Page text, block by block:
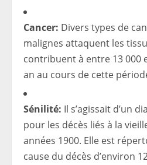
Cancer: Divers types de
malignes attaquent les
contribuent à entre 13 000
an au cours de cette
Sénilité: Il s’agissait d’un
pour les décès liés à la
années 1900. Elle est
cause du décès d’environ